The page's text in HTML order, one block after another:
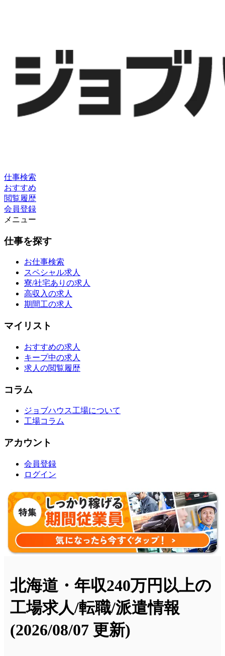
仕事検索
おすすめ
閲覧履歴
会員登録
メニュー
仕事を探す
お仕事検索
スペシャル求人
寮/社宅ありの求人
高収入の求人
期間工の求人
マイリスト
おすすめの求人
キープ中の求人
求人の閲覧履歴
コラム
ジョブハウス工場について
工場コラム
アカウント
会員登録
ログイン
北海道・年収240万円以上の
工場求人/転職/派遣情報
(2026/08/07 更新)